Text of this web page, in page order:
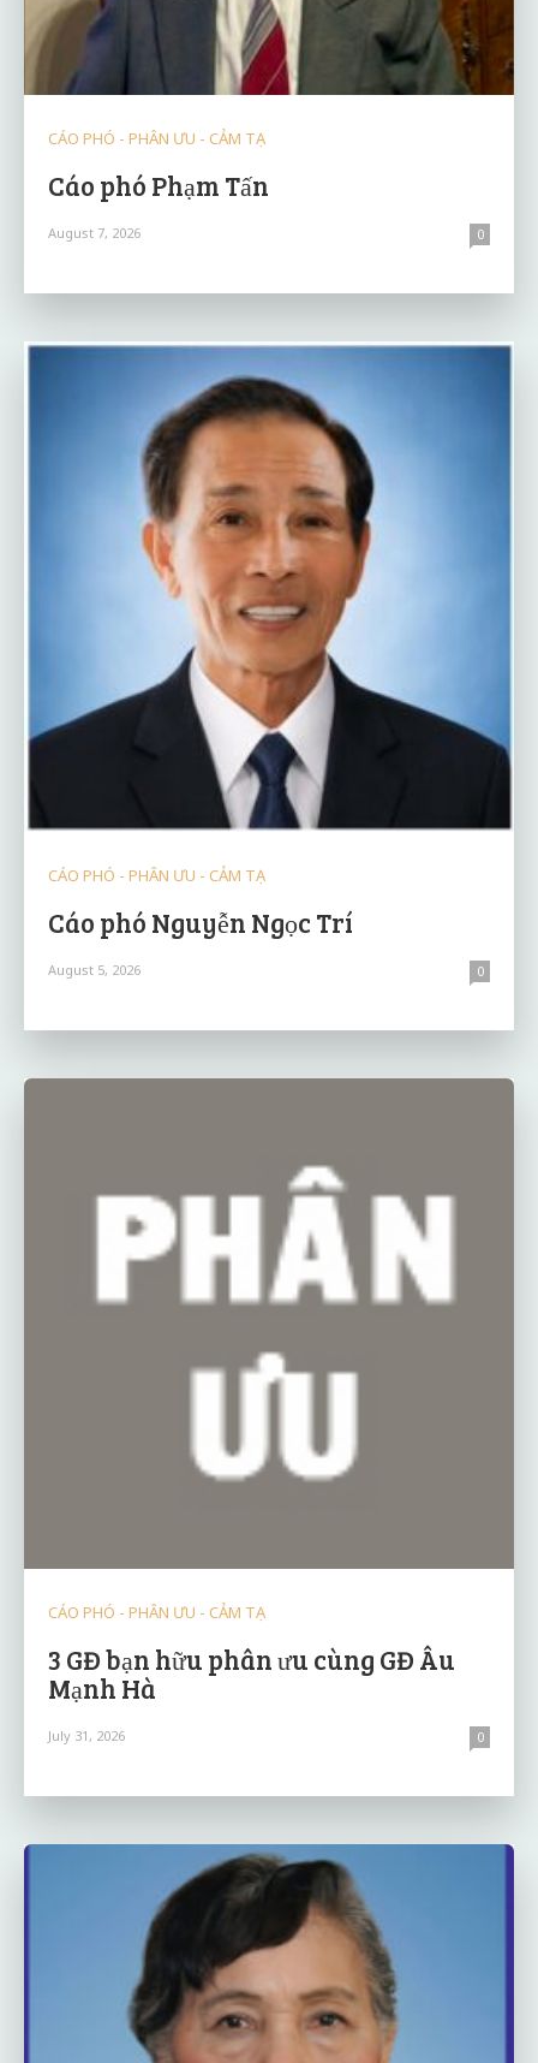
CÁO PHÓ - PHÂN ƯU - CẢM TẠ
Cáo phó Phạm Tấn
August 7, 2026 0
CÁO PHÓ - PHÂN ƯU - CẢM TẠ
Cáo phó Nguyễn Ngọc Trí
August 5, 2026 0
CÁO PHÓ - PHÂN ƯU - CẢM TẠ
3 GĐ bạn hữu phân ưu cùng GĐ Âu
Mạnh Hà
July 31, 2026 0